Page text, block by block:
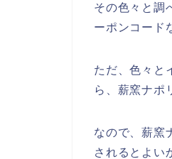
その色々と調
ーポンコード
ただ、色々と
ら、薪窯ナポ
なので、薪窯
されるとよい